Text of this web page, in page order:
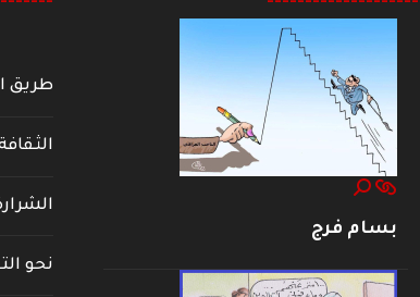
بسام فرج
طريق
نحو